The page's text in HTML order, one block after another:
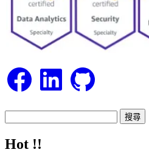
FacebookLinkedIn GitHub
關
Hot !!